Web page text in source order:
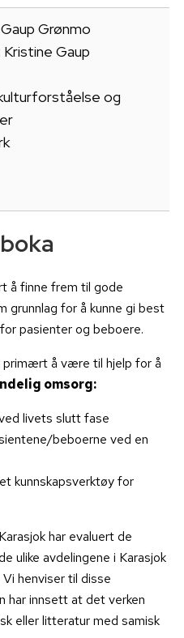
Grønmo
Kristine Gaup
og
å finne frem til gode
grunnlag for å kunne gi best
pasienter og beboere.
primært å være til hjelp for å
omsorg:
livets slutt fase
beboerne ved en
kunnskapsverktøy for
har evaluert de
ulike avdelingene i Karasjok
henviser til disse
har innsett at det verken
eller litteratur med samisk